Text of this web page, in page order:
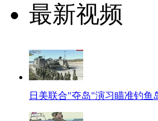
最新视频
日美联合"夺岛"演习瞄准钓鱼